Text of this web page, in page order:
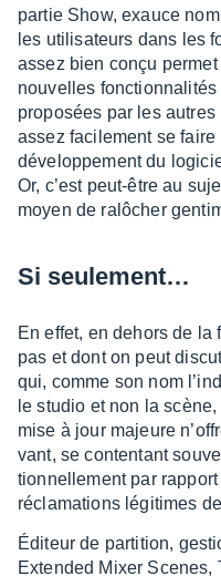
partie Show, exauce
les utili­sa­teurs dans les
assez bien conçu
nouvelles
propo­sées par les autres
assez faci­le­ment se
déve­lop­pe­ment du
Or, c’est peut-être au
moyen de ralô­cher
Si seule­ment…
En effet, en dehors de la
pas et dont on peut
qui, comme son nom
le studio et non la
mise à jour majeure
vant, se conten­tant
tion­nel­le­ment par
récla­ma­tions légi­times
Éditeur de parti­tion,
Exten­ded Mixer